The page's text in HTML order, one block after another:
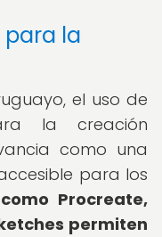
para la
el uso de
la creación
como una
para los
Procreate,
permiten